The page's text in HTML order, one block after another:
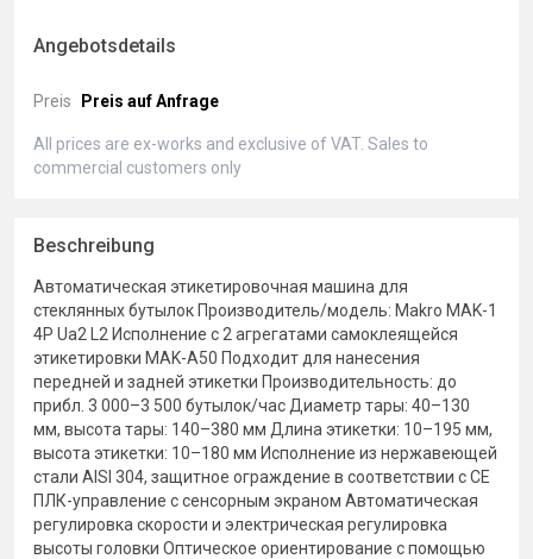
Angebotsdetails
Preis Preis auf Anfrage
All prices are ex-works and exclusive of VAT. Sales to
commercial customers only
Beschreibung
Автоматическая этикетировочная машина для
стеклянных бутылок Производитель/модель: Makro MAK-1
4P Ua2 L2 Исполнение с 2 агрегатами самоклеящейся
этикетировки MAK-A50 Подходит для нанесения
передней и задней этикетки Производительность: до
прибл. 3 000–3 500 бутылок/час Диаметр тары: 40–130
мм, высота тары: 140–380 мм Длина этикетки: 10–195 мм,
высота этикетки: 10–180 мм Исполнение из нержавеющей
стали AISI 304, защитное ограждение в соответствии с CE
ПЛК-управление с сенсорным экраном Автоматическая
регулировка скорости и электрическая регулировка
высоты головки Оптическое ориентирование с помощью